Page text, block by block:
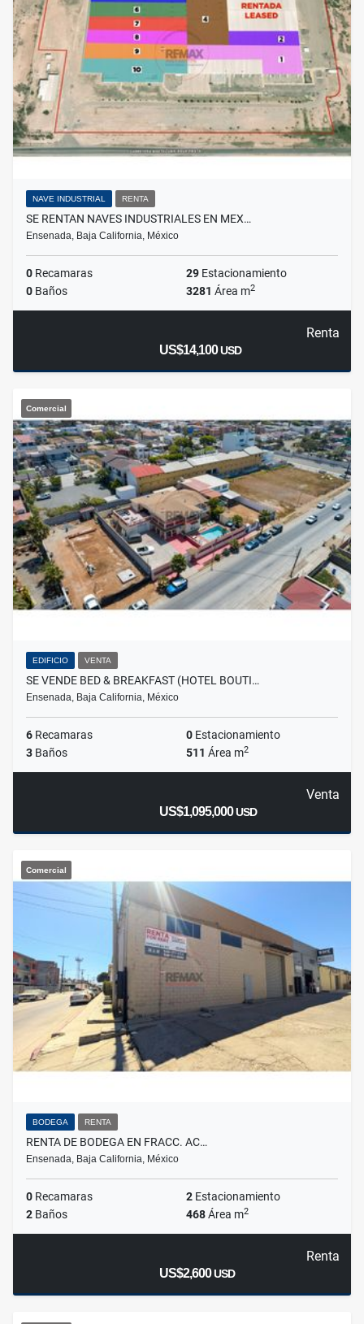
NAVE INDUSTRIAL RENTA
SE RENTAN NAVES INDUSTRIALES EN MEX…
Ensenada, Baja California, México
0 Recamaras 29 Estacionamiento
0 Baños 3281 Área m2
Renta
US$14,100USD
Comercial
EDIFICIO VENTA
SE VENDE BED & BREAKFAST (HOTEL BOUTI…
Ensenada, Baja California, México
6 Recamaras 0 Estacionamiento
3 Baños 511 Área m2
Venta
US$1,095,000USD
Comercial
BODEGA RENTA
RENTA DE BODEGA EN FRACC. AC…
Ensenada, Baja California, México
0 Recamaras 2 Estacionamiento
2 Baños 468Área m2
Renta
US$2,600USD